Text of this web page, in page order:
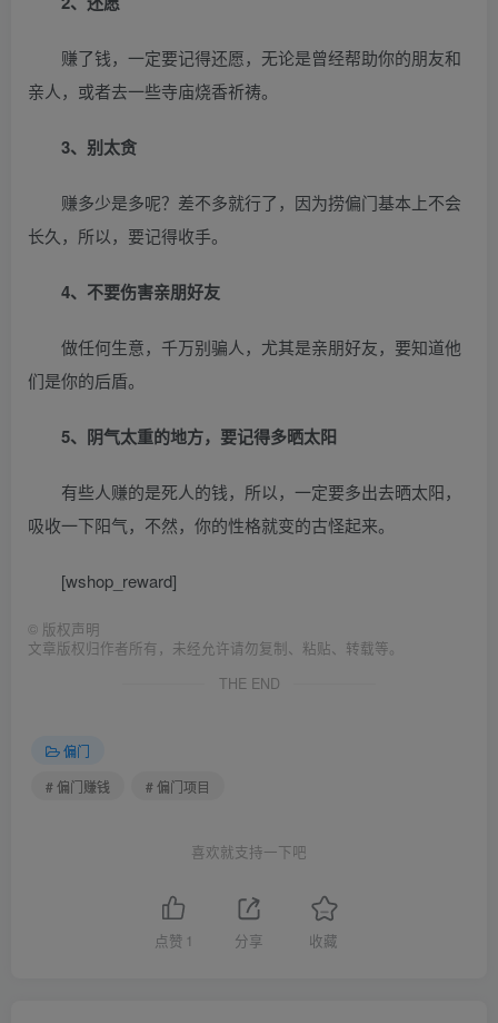
赚了钱，一定要记得还愿，无论是曾经帮助你的朋友和
亲人，或者去一些寺庙烧香祈祷。
3、别太贪
赚多少是多呢？差不多就行了，因为捞偏门基本上不会
长久，所以，要记得收手。
4、不要伤害亲朋好友
做任何生意，千万别骗人，尤其是亲朋好友，要知道他
们是你的后盾。
5、阴气太重的地方，要记得多晒太阳
有些人赚的是死人的钱，所以，一定要多出去晒太阳，
吸收一下阳气，不然，你的性格就变的古怪起来。
[wshop_reward]
© 版权声明
文章版权归作者所有，未经允许请勿复制、粘贴、转载等。
THE END
偏门
# 偏门赚钱
# 偏门项目
喜欢就支持一下吧
点赞 1 分享 收藏